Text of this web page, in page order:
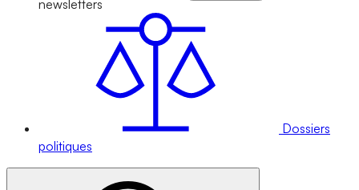
newsletters
Dossiers
politiques